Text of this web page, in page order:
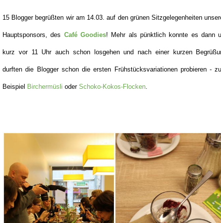
15 Blogger begrüßten wir am 14.03. auf den grünen Sitzgelegenheiten
Hauptsponsors, des Café Goodies! Mehr als pünktlich konnte es dann
kurz vor 11 Uhr auch schon losgehen und nach einer kurzen
durften die Blogger schon die ersten Frühstücksvariationen probieren -
Beispiel Birchermüsli oder Schoko-Kokos-Flocken